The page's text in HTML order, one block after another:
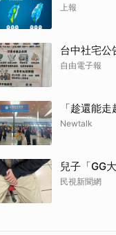
上報
台中社宅公
自由電子報
「趁還能
Newtalk
兒子「GG
民視新聞網